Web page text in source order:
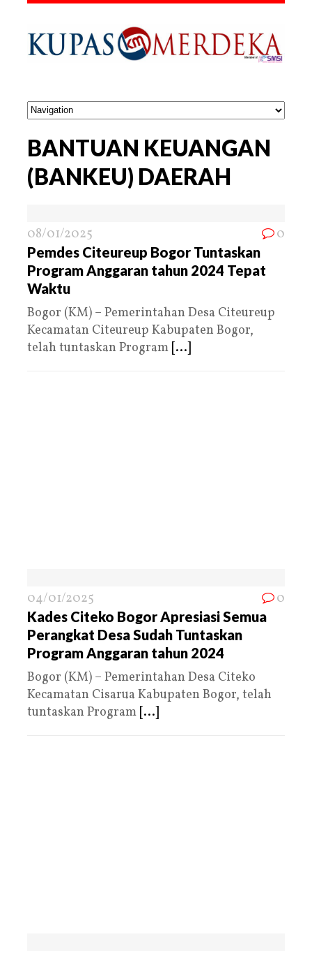
BANTUAN KEUANGAN
(BANKEU) DAERAH
08/01/2025 0
Pemdes Citeureup Bogor Tuntaskan
Program Anggaran tahun 2024 Tepat
Waktu
Bogor (KM) – Pemerintahan Desa Citeureup
Kecamatan Citeureup Kabupaten Bogor,
telah tuntaskan Program [...]
04/01/2025 0
Kades Citeko Bogor Apresiasi Semua
Perangkat Desa Sudah Tuntaskan
Program Anggaran tahun 2024
Bogor (KM) – Pemerintahan Desa Citeko
Kecamatan Cisarua Kabupaten Bogor, telah
tuntaskan Program [...]